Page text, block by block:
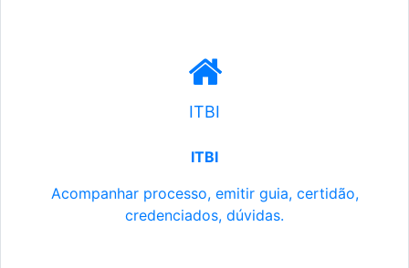
ITBI
ITBI
Acompanhar processo, emitir guia, certidão,
credenciados, dúvidas.